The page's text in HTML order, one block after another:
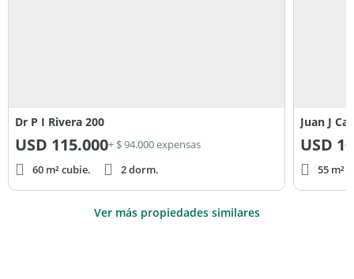
Dr P I Rivera 200
USD 115.000+ $ 94.000 expensas
60 m² cubie.
2 dorm.
Juan J
USD
55 m²
Ver más propiedades similares